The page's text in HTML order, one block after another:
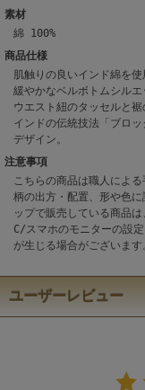
素材
綿 100%
商品仕様
肌触りの良いインド綿を使
緩やかなベルボトムシルエ
ウエスト紐のタッセルと裾
インドの伝統技法「ブロ
デザイン。
注意事項
こちらの商品は職人によ
柄の出方・配置、形や色
ップで販売している商品
C/スマホのモニターの設
が生じる場合がございます
ユーザーレビュー